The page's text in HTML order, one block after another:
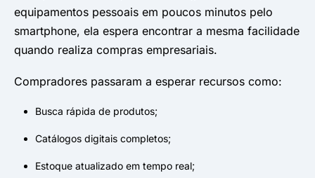
equipamentos pessoais em poucos minutos pelo
smartphone, ela espera encontrar a mesma facilidade
quando realiza compras empresariais.
Compradores passaram a esperar recursos como:
Busca rápida de produtos;
Catálogos digitais completos;
Estoque atualizado em tempo real;